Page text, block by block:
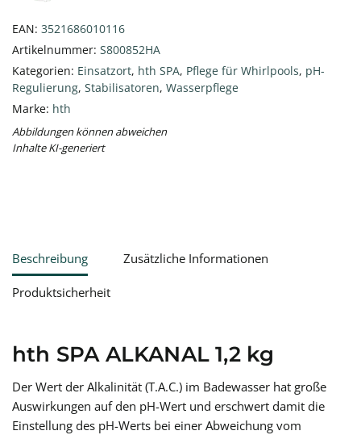
EAN: 3521686010116
Artikelnummer: S800852HA
Kategorien: Einsatzort, hth SPA, Pflege für Whirlpools, pH-
Regulierung, Stabilisatoren, Wasserpflege
Marke: hth
Abbildungen können abweichen
Inhalte KI-generiert
Beschreibung Zusätzliche Informationen
Produktsicherheit
hth SPA ALKANAL 1,2 kg
Der Wert der Alkalinität (T.A.C.) im Badewasser hat große
Auswirkungen auf den pH-Wert und erschwert damit die
Einstellung des pH-Werts bei einer Abweichung vom